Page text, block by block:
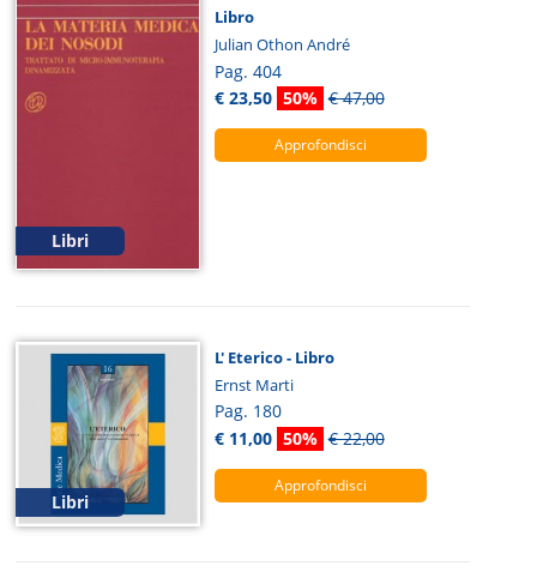
Libri
Libro
Julian Othon André
Pag. 404
€ 23,50 50% € 47,00
Approfondisci
Libri
L' Eterico - Libro
Ernst Marti
Pag. 180
€ 11,00 50% € 22,00
Approfondisci